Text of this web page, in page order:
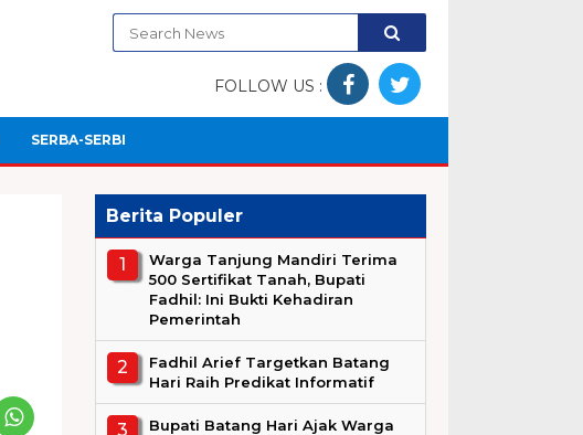
FOLLOW US :
SERBA-SERBI
Berita Populer
Warga Tanjung Mandiri Terima
500 Sertifikat Tanah, Bupati
Fadhil: Ini Bukti Kehadiran
Pemerintah
Fadhil Arief Targetkan Batang
Hari Raih Predikat Informatif
Bupati Batang Hari Ajak Warga